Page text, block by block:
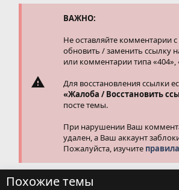
ВАЖНО:
Не оставляйте комментарии
обновить / заменить ссылку
или комментарии типа
Для восстановления ссылки
«Жалоба / Восстановить
посте темы.
При нарушении Ваш
удален, а Ваш аккаунт
Пожалуйста, изучите
Похожие темы